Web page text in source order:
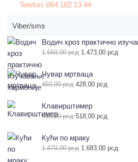
Telefon: 064 182 13 44
Viber/sms
Водич кроз практично
1.550,00рсд Оригинална
била:
1.550,00 рсд.
1.473,00 рсд
Чувар мртваца
450,00рсд Оригинална
била:
450,00 рсд.
428,00 рсд
Клавирштимер
545,00рсд Оригинална
била:
545,00 рсд.
518,00 рсд
Кући по мраку
1.870,00рсд Оригинална
1.683,00 рсд